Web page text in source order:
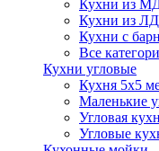
Кухни из
Кухни из
Кухни с
Все
Кухни угловые
Кухня 5х5
Маленькие
Угловая
Угловые